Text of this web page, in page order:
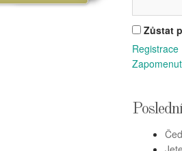
Zůstat
Registrace